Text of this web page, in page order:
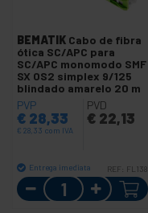
BEMATIK Cabo de fibra
ótica SC/APC para
SC/APC monomodo SMF
SX OS2 simplex 9/125
blindado amarelo 20 m
PVP
€ 28,33
€ 28,33 com IVA
PVD
€22,13
Entrega imediata REF: FL138
Quantidade